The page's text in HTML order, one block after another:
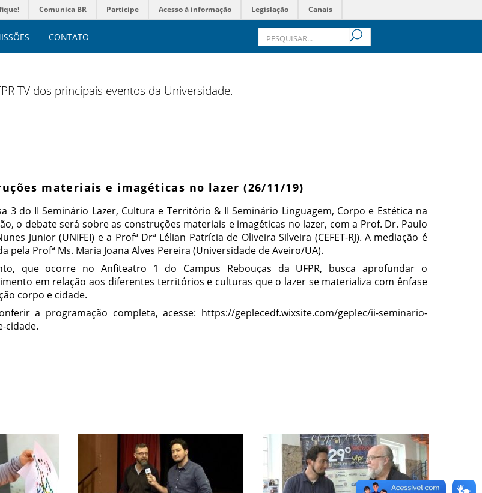
Comunica BR Participe Acesso à informação Legislação Canais
CONTATO
TV dos principais eventos da Universidade.
materiais e imagéticas no lazer (26/11/19)
3 do II Seminário Lazer, Cultura e Território & II Seminário Linguagem, Corpo e Estética na
o debate será sobre as construções materiais e imagéticas no lazer, com a Prof. Dr. Paulo
Junior (UNIFEI) e a Profª Drª Lélian Patrícia de Oliveira Silveira (CEFET-RJ). A mediação é
pela Profª Ms. Maria Joana Alves Pereira (Universidade de Aveiro/UA).
que ocorre no Anfiteatro 1 do Campus Rebouças da UFPR, busca aprofundar o
em relação aos diferentes territórios e culturas que o lazer se materializa com ênfase
corpo e cidade.
a programação completa, acesse: https://geplecedf.wixsite.com/geplec/ii-seminario-
cidade.